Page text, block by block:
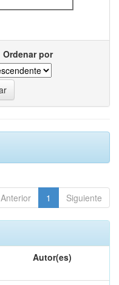
Ordenar por
Anterior 1 Siguiente
Autor(es)